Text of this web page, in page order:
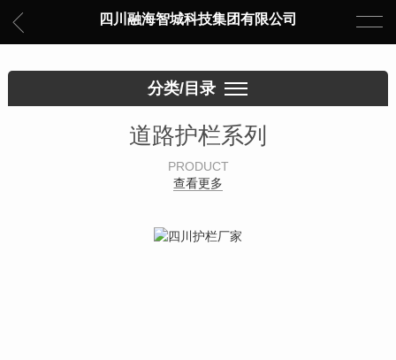
四川融海智城科技集团有限公司
分类/目录
道路护栏系列
PRODUCT
查看更多